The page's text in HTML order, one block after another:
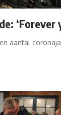
‘Forever
aantal